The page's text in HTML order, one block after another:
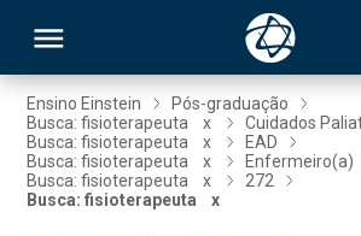
Ensino Einstein
Pós-graduação
Busca: fisioterapeuta
x
Cuidados
Busca: fisioterapeuta
x
EAD
Busca: fisioterapeuta
x
Enfermeiro(a)
Busca: fisioterapeuta
x
272
Busca: fisioterapeuta
x